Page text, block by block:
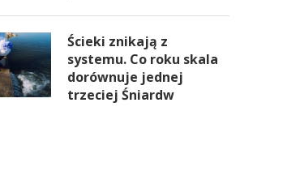
Ścieki znikają z
systemu. Co roku skala
dorównuje jednej
trzeciej Śniardw